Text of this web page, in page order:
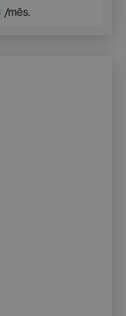
/měs.